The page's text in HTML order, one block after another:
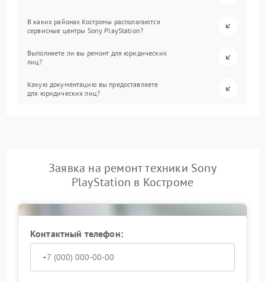
В каких районах Костромы располагаются
сервисные центры Sony PlayStation?
Выполняете ли вы ремонт для юридических
лиц?
Какую документацию вы предоставляете
для юридических лиц?
Заявка на ремонт техники Sony
PlayStation в Костроме
Контактный телефон: